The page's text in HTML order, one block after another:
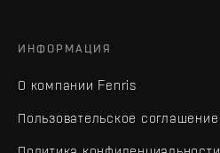
ИНФОРМАЦИЯ
О компании Fenris
Пользовательское соглашение